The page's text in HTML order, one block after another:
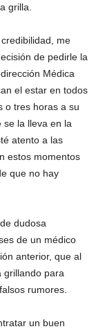
grilla.
me
de pedirle la
Médica
el estar en todos
o tres horas a su
se la lleva en la
atento a las
estos momentos
que no hay
dudosa
de un médico
anterior, que al
grillando para
rumores.
un buen